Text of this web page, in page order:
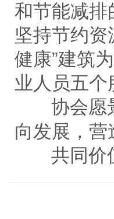
和节能减排
坚持节约
健康”建筑
业人员五个
协会愿
向发展，
共同价